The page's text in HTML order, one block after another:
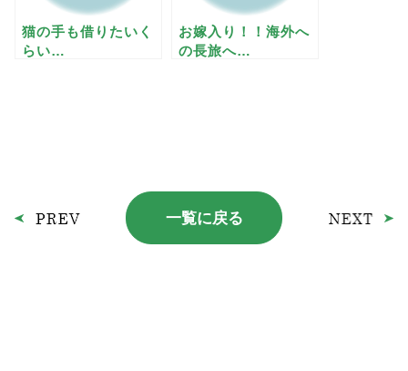
猫の手も借りたいく
らい…
お嫁入り！！海外へ
の長旅へ…
一覧に戻る